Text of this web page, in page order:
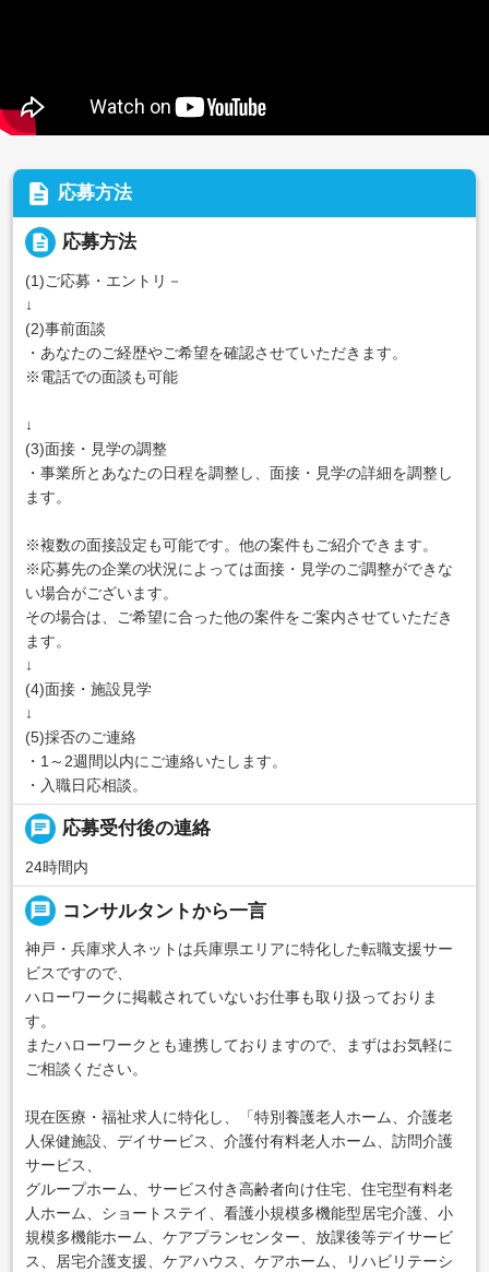
description 応募方法
description 応募方法
(1)ご応募・エントリ－
↓
(2)事前面談
・あなたのご経歴やご希望を確認させていただきます。
※電話での面談も可能
↓
(3)面接・見学の調整
・事業所とあなたの日程を調整し、面接・見学の詳細を調整し
ます。
※複数の面接設定も可能です。他の案件もご紹介できます。
※応募先の企業の状況によっては面接・見学のご調整ができな
い場合がございます。
その場合は、ご希望に合った他の案件をご案内させていただき
ます。
↓
(4)面接・施設見学
↓
(5)採否のご連絡
・1～2週間以内にご連絡いたします。
・入職日応相談。
chat 応募受付後の連絡
24時間内
message コンサルタントから一言
神戸・兵庫求人ネットは兵庫県エリアに特化した転職支援サー
ビスですので、
ハローワークに掲載されていないお仕事も取り扱っておりま
す。
またハローワークとも連携しておりますので、まずはお気軽に
ご相談ください。
現在医療・福祉求人に特化し、「特別養護老人ホーム、介護老
人保健施設、デイサービス、介護付有料老人ホーム、訪問介護
サービス、
グループホーム、サービス付き高齢者向け住宅、住宅型有料老
人ホーム、ショートステイ、看護小規模多機能型居宅介護、小
規模多機能ホーム、ケアプランセンター、放課後等デイサービ
ス、居宅介護支援、ケアハウス、ケアホーム、リハビリテーシ